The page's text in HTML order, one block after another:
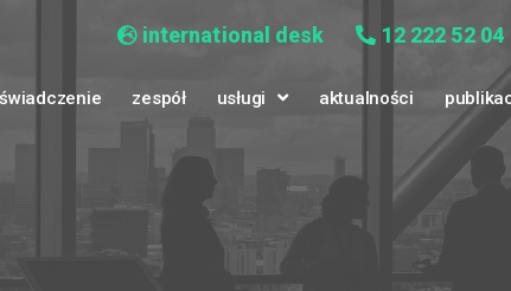
international desk 12 222 52 04
zespół usługi aktualności